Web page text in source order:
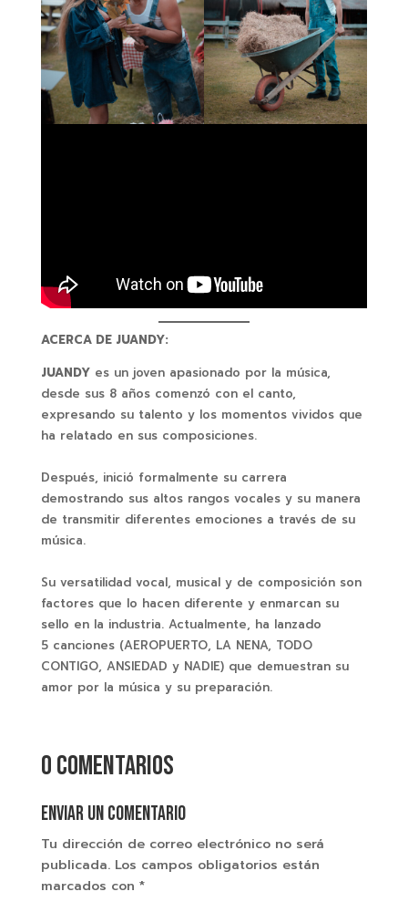
ACERCA DE JUANDY:
JUANDYes un joven apasionado por la música,
desde sus 8 años comenzó con el canto,
expresando su talento y los momentos vividos que
ha relatado en sus composiciones.
Después, inició formalmente su carrera
demostrando sus altos rangos vocales y su manera
de transmitir diferentes emociones a través de su
música.
Su versatilidad vocal, musical y de composición son
factores que lo hacen diferente y enmarcan su
sello en la industria. Actualmente, ha lanzado
5 canciones (AEROPUERTO, LA NENA, TODO
CONTIGO, ANSIEDAD y NADIE) que demuestran su
amor por la música y su preparación.
0 comentarios
Enviar un comentario
Tu dirección de correo electrónico no será
publicada. Los campos obligatorios están
marcados con *